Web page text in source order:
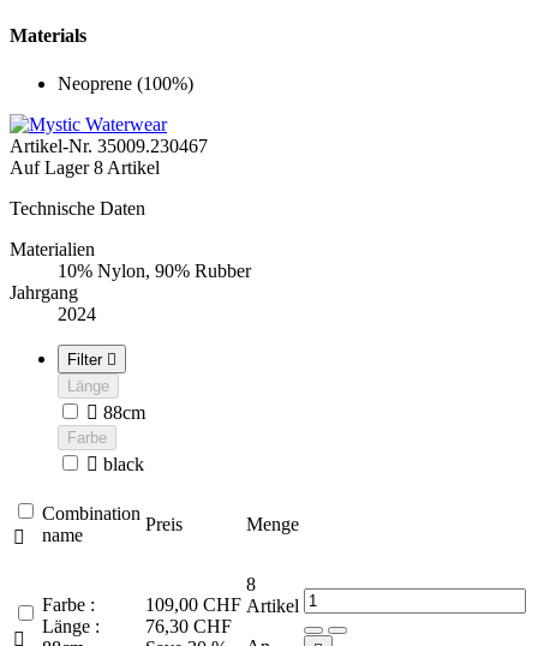
Materials
Neoprene (100%)
Artikel-Nr. 35009.230467
Auf Lager 8 Artikel
Technische Daten
Materialien
10% Nylon, 90% Rubber
Jahrgang
2024
Filter 
Länge
 88cm
Farbe
 black

Combination
name
Preis Menge

Farbe :
Länge :
109,00 CHF
76,30 CHF
8
Artikel